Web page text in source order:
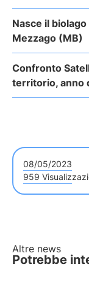
Nasce il
Mezzago (MB)
Confronto
territorio, anno
08/05/2023
959
Altre news
Potrebbe